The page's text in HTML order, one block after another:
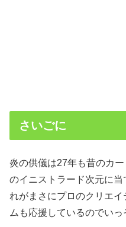
さいごに
炎の供儀は27年も昔のカ
のイニストラード次元に
れがまさにプロのクリエ
ムも応援しているのでいっ